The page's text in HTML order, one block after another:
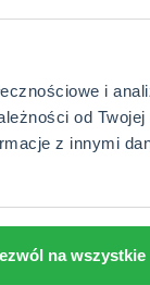
i
od Twojej
z innymi
na wszystkie
do 2828 zł).
od 1948 zł do
podobnie jak w
mogą
dla
AC dla